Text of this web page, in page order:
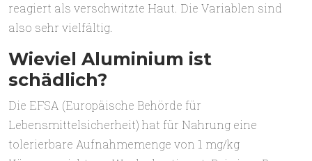
reagiert als verschwitzte Haut. Die Variablen sind
also sehr vielfältig.
Wieviel Aluminium ist
schädlich?
Die EFSA (Europäische Behörde für
Lebensmittelsicherheit) hat für Nahrung eine
tolerierbare Aufnahmemenge von 1 mg/kg